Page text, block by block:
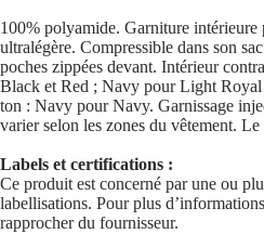
100% polyamide. Garniture intérieure
ultralégère. Compressible dans son
poches zippées devant. Intérieur
Black et Red ; Navy pour Light
ton : Navy pour Navy. Garnissage
varier selon les zones du vêtement.
Labels et certifications :
Ce produit est concerné par une ou
labellisations. Pour plus
rapprocher du fournisseur.